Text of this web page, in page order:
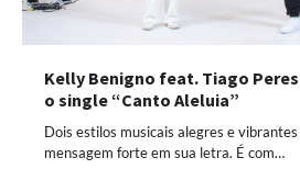
Kelly Benigno feat. Tiago
o single “Canto Aleluia”
Dois estilos musicais alegres e
mensagem forte em sua letra. É com…